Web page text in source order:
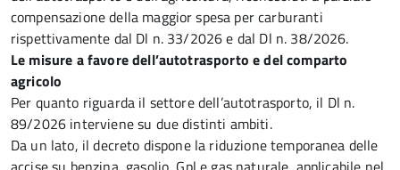
compensazione della maggior spesa per carburanti
rispettivamente dal Dl n. 33/2026 e dal Dl n. 38/2026.
Le misure a favore dell’autotrasporto e del comparto
agricolo
Per quanto riguarda il settore dell’autotrasporto, il Dl n.
89/2026 interviene su due distinti ambiti.
Da un lato, il decreto dispone la riduzione temporanea delle